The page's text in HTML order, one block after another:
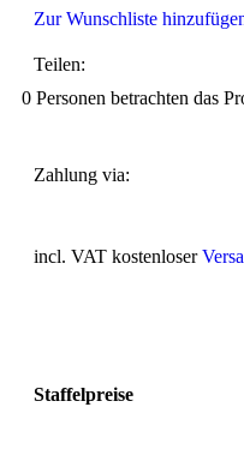
Zur Wunschliste
Teilen:
0 Personen betrachten das
Zahlung via:
incl. VAT kostenloser
Staffelpreise